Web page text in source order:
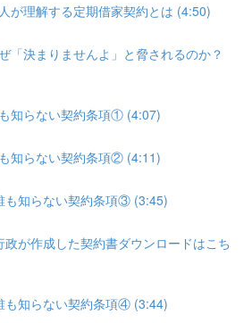
理解する定期借家契約とは (4:50)
決まりませんよ」と脅されるのか？
知らない契約条項① (4:07)
知らない契約条項② (4:11)
知らない契約条項③ (3:45)
が作成した契約書ダウンロードはこち
知らない契約条項④ (3:44)